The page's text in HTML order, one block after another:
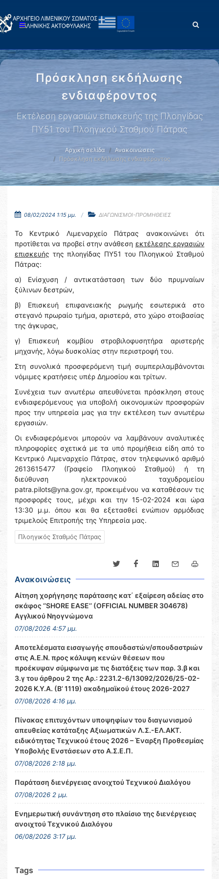
Πρόσκληση εκδήλωσης
ενδιαφέροντος
Εκτέλεση εργασιών επισκευής της Πλοηγίδας
ΠΥ51 του Πλοηγικού Σταθμού Πάτρας
Αρχική σελίδα
Ανακοινώσεις
Πρόσκληση εκδήλωσης ενδιαφέροντος
08/02/2024 1:15 μμ. ΔΙΑΓΩΝΙΣΜΟΙ-ΠΡΟΜΗΘΕΙΕΣ
Το Κεντρικό Λιμεναρχείο Πάτρας ανακοινώνει ότι
προτίθεται να προβεί στην ανάθεση εκτέλεσης εργασιών
επισκευής της πλοηγίδας ΠΥ51 του Πλοηγικού Σταθμού
Πάτρας:
α) Ενίσχυση / αντικατάσταση των δύο πρυμναίων
ξύλινων δεστρών,
β) Επισκευή επιφανειακής ρωγμής εσωτερικά στο
στεγανό πρωραίο τμήμα, αριστερά, στο χώρο στοιβασίας
της άγκυρας,
γ) Επισκευή κομβίου στροβιλοφυσητήρα αριστερής
μηχανής, λόγω δυσκολίας στην περιστροφή του.
Στη συνολικά προσφερόμενη τιμή συμπεριλαμβάνονται
νόμιμες κρατήσεις υπέρ Δημοσίου και τρίτων.
Συνέχεια των ανωτέρω απευθύνεται πρόσκληση στους
ενδιαφερόμενους για υποβολή οικονομικών προσφορών
προς την υπηρεσία μας για την εκτέλεση των ανωτέρω
εργασιών.
Οι ενδιαφερόμενοι μπορούν να λαμβάνουν αναλυτικές
πληροφορίες σχετικά με τα υπό προμήθεια είδη από το
Κεντρικό Λιμεναρχείο Πάτρας, στον τηλεφωνικό αριθμό
2613615477 (Γραφείο Πλοηγικού Σταθμού) ή τη
διεύθυνση ηλεκτρονικού ταχυδρομείου
patra.pilots@yna.gov.gr, προκειμένου να καταθέσουν τις
προσφορές τους, μέχρι και την 15-02-2024 και ώρα
13:30 μ.μ. όπου και θα εξετασθεί ενώπιον αρμόδιας
τριμελούς Επιτροπής της Υπηρεσία μας.
Πλοηγικός Σταθμός Πάτρας
Ανακοινώσεις
Αίτηση χορήγησης παράτασης κατ΄ εξαίρεση αδείας στο
σκάφος ‘’SHORE EASE’’ (OFFICIAL NUMBER 304678)
Αγγλικού Νηογνώμονα
07/08/2026 4:57 μμ.
Αποτελέσματα εισαγωγής σπουδαστών/σπουδαστριών
στις Α.Ε.Ν. προς κάλυψη κενών θέσεων που
προέκυψαν σύμφωνα με τις διατάξεις των παρ. 3.β και
3.γ του άρθρου 2 της Αρ.: 2231.2-6/13092/2026/25-02-
2026 Κ.Υ.Α. (Β’ 1119) ακαδημαϊκού έτους 2026-2027
07/08/2026 4:16 μμ.
Πίνακας επιτυχόντων υποψηφίων του διαγωνισμού
απευθείας κατάταξης Αξιωματικών Λ.Σ.-ΕΛ.ΑΚΤ.
ειδικότητας Τεχνικού έτους 2026 – Έναρξη Προθεσμίας
Υποβολής Ενστάσεων στο Α.Σ.Ε.Π.
07/08/2026 2:18 μμ.
Παράταση διενέργειας ανοιχτού Τεχνικού Διαλόγου
07/08/2026 2 μμ.
Ενημερωτική συνάντηση στο πλαίσιο της διενέργειας
ανοιχτού Τεχνικού Διαλόγου
06/08/2026 3:17 μμ.
Tags